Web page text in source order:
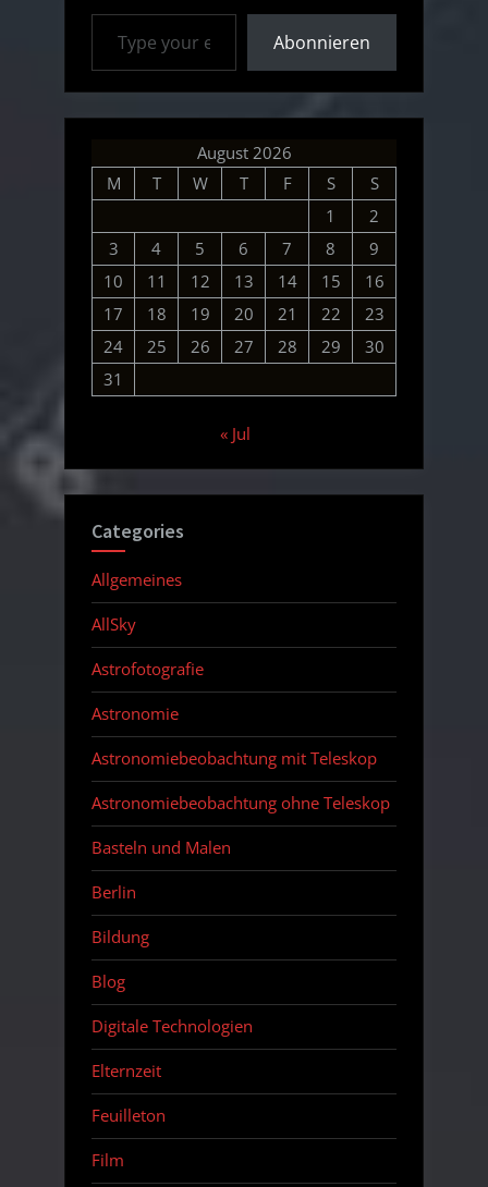
Type your email…
Abonnieren
August 2026
M
T W T F S
S
1
2
3
4 5 6 7 8
9
10
11 12 13 14 15
16
17
18 19 20 21 22
23
24
25 26 27 28 29
30
31
« Jul
Categories
Allgemeines
AllSky
Astrofotografie
Astronomie
Astronomiebeobachtung mit Teleskop
Astronomiebeobachtung ohne Teleskop
Basteln und Malen
Berlin
Bildung
Blog
Digitale Technologien
Elternzeit
Feuilleton
Film